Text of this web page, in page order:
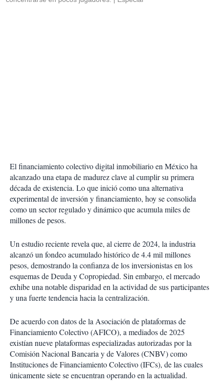
El financiamiento colectivo digital inmobiliario en México ha
alcanzado una etapa de madurez clave al cumplir su primera
década de existencia. Lo que inició como una alternativa
experimental de inversión y financiamiento, hoy se consolida
como un sector regulado y dinámico que acumula miles de
millones de pesos.
Un estudio reciente revela que, al cierre de 2024, la industria
alcanzó un fondeo acumulado histórico de 4.4 mil millones
pesos, demostrando la confianza de los inversionistas en los
esquemas de Deuda y Copropiedad. Sin embargo, el mercado
exhibe una notable disparidad en la actividad de sus participantes
y una fuerte tendencia hacia la centralización.
De acuerdo con datos de la Asociación de plataformas de
Financiamiento Colectivo (AFICO), a mediados de 2025
existían nueve plataformas especializadas autorizadas por la
Comisión Nacional Bancaria y de Valores (CNBV) como
Instituciones de Financiamiento Colectivo (IFCs), de las cuales
únicamente siete se encuentran operando en la actualidad.